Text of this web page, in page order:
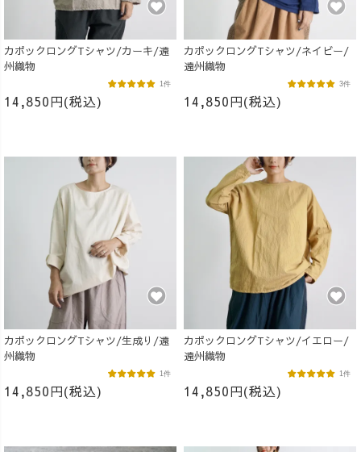
カポックロングTシャツ/カーキ/遠
州織物
14,850円(税込)
1件
カポックロングTシャツ/ネイビー/
遠州織物
14,850円(税込)
3件
カポックロングTシャツ/生成り/遠
州織物
14,850円(税込)
1件
カポックロングTシャツ/イエロー/
遠州織物
14,850円(税込)
1件